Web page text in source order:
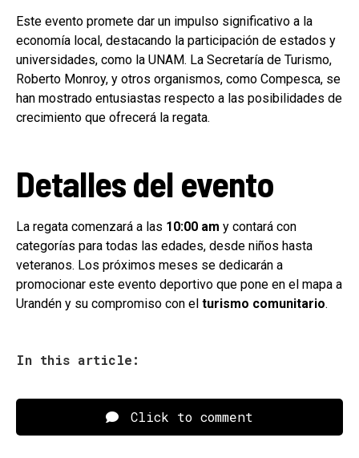
Este evento promete dar un impulso significativo a la
economía local, destacando la participación de estados y
universidades, como la UNAM. La Secretaría de Turismo,
Roberto Monroy, y otros organismos, como Compesca, se
han mostrado entusiastas respecto a las posibilidades de
crecimiento que ofrecerá la regata.
Detalles del evento
La regata comenzará a las 10:00 am y contará con
categorías para todas las edades, desde niños hasta
veteranos. Los próximos meses se dedicarán a
promocionar este evento deportivo que pone en el mapa a
Urandén y su compromiso con el turismo comunitario.
In this article:
Click to comment